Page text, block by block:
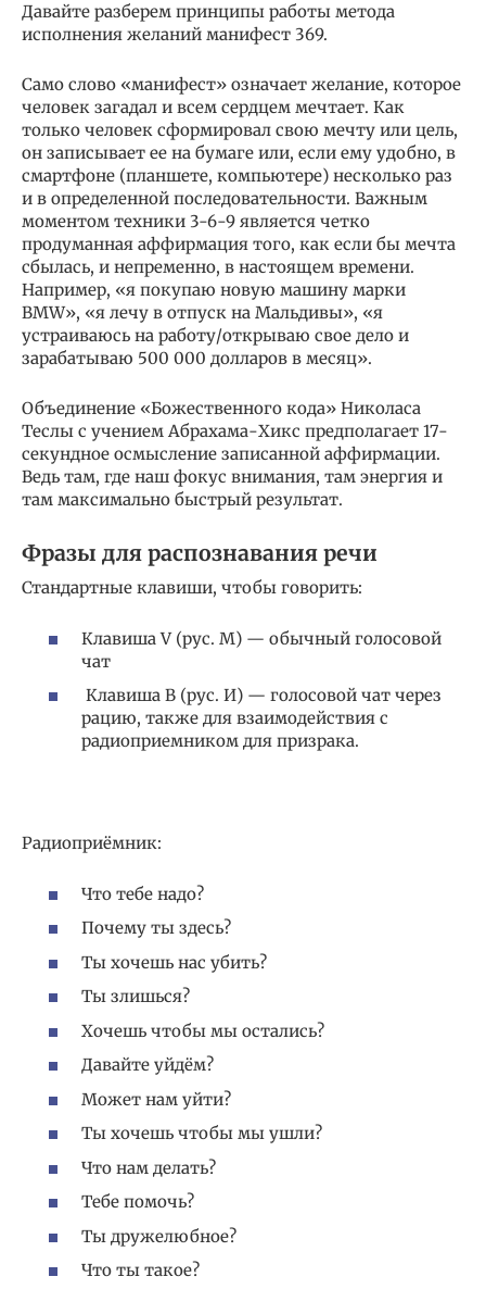
Давайте разберем принципы работы метода
исполнения желаний манифест 369.
Само слово «манифест» означает желание, которое
человек загадал и всем сердцем мечтает. Как
только человек сформировал свою мечту или цель,
он записывает ее на бумаге или, если ему удобно, в
смартфоне (планшете, компьютере) несколько раз
и в определенной последовательности. Важным
моментом техники 3-6-9 является четко
продуманная аффирмация того, как если бы мечта
сбылась, и непременно, в настоящем времени.
Например, «я покупаю новую машину марки
BMW», «я лечу в отпуск на Мальдивы», «я
устраиваюсь на работу/открываю свое дело и
зарабатываю 500 000 долларов в месяц».
Объединение «Божественного кода» Николаса
Теслы с учением Абрахама-Хикс предполагает 17-
секундное осмысление записанной аффирмации.
Ведь там, где наш фокус внимания, там энергия и
там максимально быстрый результат.
Фразы для распознавания речи
Стандартные клавиши, чтобы говорить:
Клавиша V (рус. М) — обычный голосовой
чат
Клавиша B (рус. И) — голосовой чат через
рацию, также для взаимодействия с
радиоприемником для призрака.
Радиоприёмник:
Что тебе надо?
Почему ты здесь?
Ты хочешь нас убить?
Ты злишься?
Хочешь чтобы мы остались?
Давайте уйдём?
Может нам уйти?
Ты хочешь чтобы мы ушли?
Что нам делать?
Тебе помочь?
Ты дружелюбное?
Что ты такое?